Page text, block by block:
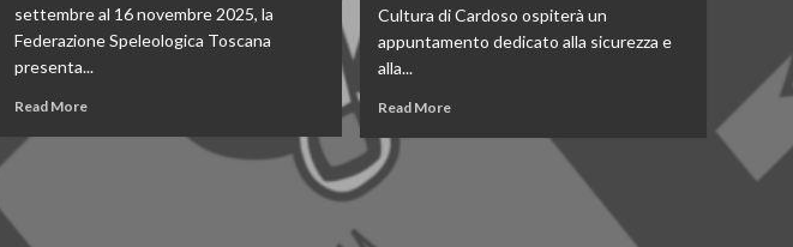
settembre al 16 novembre 2025, la
Federazione Speleologica Toscana
presenta...
Read More
Cultura di Cardoso ospiterà un
appuntamento dedicato alla sicurezza e
alla...
Read More